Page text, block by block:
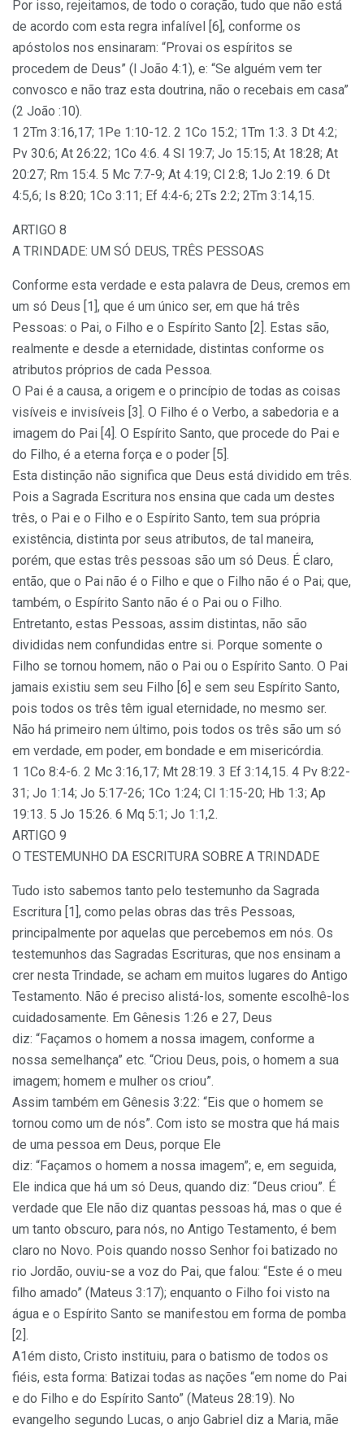
Por isso, rejeitamos, de todo o coração, tudo que não está
de acordo com esta regra infalível [6], conforme os
apóstolos nos ensinaram: “Provai os espíritos se
procedem de Deus” (l João 4:1), e: “Se alguém vem ter
convosco e não traz esta doutrina, não o recebais em casa”
(2 João :10).
1 2Tm 3:16,17; 1Pe 1:10-12. 2 1Co 15:2; 1Tm 1:3. 3 Dt 4:2;
Pv 30:6; At 26:22; 1Co 4:6. 4 Sl 19:7; Jo 15:15; At 18:28; At
20:27; Rm 15:4. 5 Mc 7:7-9; At 4:19; Cl 2:8; 1Jo 2:19. 6 Dt
4:5,6; Is 8:20; 1Co 3:11; Ef 4:4-6; 2Ts 2:2; 2Tm 3:14,15.
ARTIGO 8
A TRINDADE: UM SÓ DEUS, TRÊS PESSOAS
Conforme esta verdade e esta palavra de Deus, cremos em
um só Deus [1], que é um único ser, em que há três
Pessoas: o Pai, o Filho e o Espírito Santo [2]. Estas são,
realmente e desde a eternidade, distintas conforme os
atributos próprios de cada Pessoa.
O Pai é a causa, a origem e o princípio de todas as coisas
visíveis e invisíveis [3]. O Filho é o Verbo, a sabedoria e a
imagem do Pai [4]. O Espírito Santo, que procede do Pai e
do Filho, é a eterna força e o poder [5].
Esta distinção não significa que Deus está dividido em três.
Pois a Sagrada Escritura nos ensina que cada um destes
três, o Pai e o Filho e o Espírito Santo, tem sua própria
existência, distinta por seus atributos, de tal maneira,
porém, que estas três pessoas são um só Deus. É claro,
então, que o Pai não é o Filho e que o Filho não é o Pai; que,
também, o Espírito Santo não é o Pai ou o Filho.
Entretanto, estas Pessoas, assim distintas, não são
divididas nem confundidas entre si. Porque somente o
Filho se tornou homem, não o Pai ou o Espírito Santo. O Pai
jamais existiu sem seu Filho [6] e sem seu Espírito Santo,
pois todos os três têm igual eternidade, no mesmo ser.
Não há primeiro nem último, pois todos os três são um só
em verdade, em poder, em bondade e em misericórdia.
1 1Co 8:4-6. 2 Mc 3:16,17; Mt 28:19. 3 Ef 3:14,15. 4 Pv 8:22-
31; Jo 1:14; Jo 5:17-26; 1Co 1:24; Cl 1:15-20; Hb 1:3; Ap
19:13. 5 Jo 15:26. 6 Mq 5:1; Jo 1:1,2.
ARTIGO 9
O TESTEMUNHO DA ESCRITURA SOBRE A TRINDADE
Tudo isto sabemos tanto pelo testemunho da Sagrada
Escritura [1], como pelas obras das três Pessoas,
principalmente por aquelas que percebemos em nós. Os
testemunhos das Sagradas Escrituras, que nos ensinam a
crer nesta Trindade, se acham em muitos lugares do Antigo
Testamento. Não é preciso alistá-los, somente escolhê-los
cuidadosamente. Em Gênesis 1:26 e 27, Deus
diz: “Façamos o homem a nossa imagem, conforme a
nossa semelhança” etc. “Criou Deus, pois, o homem a sua
imagem; homem e mulher os criou”.
Assim também em Gênesis 3:22: “Eis que o homem se
tornou como um de nós”. Com isto se mostra que há mais
de uma pessoa em Deus, porque Ele
diz: “Façamos o homem a nossa imagem”; e, em seguida,
Ele indica que há um só Deus, quando diz: “Deus criou”. É
verdade que Ele não diz quantas pessoas há, mas o que é
um tanto obscuro, para nós, no Antigo Testamento, é bem
claro no Novo. Pois quando nosso Senhor foi batizado no
rio Jordão, ouviu-se a voz do Pai, que falou: “Este é o meu
filho amado” (Mateus 3:17); enquanto o Filho foi visto na
água e o Espírito Santo se manifestou em forma de pomba
[2].
A1ém disto, Cristo instituiu, para o batismo de todos os
fiéis, esta forma: Batizai todas as nações “em nome do Pai
e do Filho e do Espírito Santo” (Mateus 28:19). No
evangelho segundo Lucas, o anjo Gabriel diz a Maria, mãe